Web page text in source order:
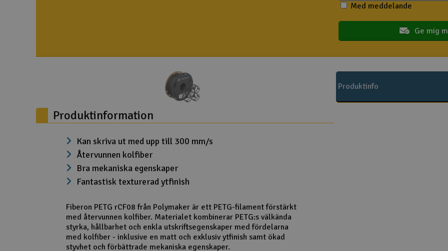
Radioutrustning
Smarthem, lek och hobby
Solenergi
Verktyg, utrustning och tillbehör
Presentkort
Med meddelande
Ge mig
Produktinfo
Produktinformation
Kan skriva ut med upp till 300 mm/s
Återvunnen kolfiber
Bra mekaniska egenskaper
Fantastisk texturerad ytfinish
Fiberon PETG rCF08 från Polymaker är ett PETG-filament förstärkt
med återvunnen kolfiber. Materialet kombinerar PETG:s välkända
styrka, hållbarhet och enkla utskriftsegenskaper med fördelarna
med kolfiber - inklusive en matt och exklusiv ytfinish samt ökad
styvhet och förbättrade mekaniska egenskaper.